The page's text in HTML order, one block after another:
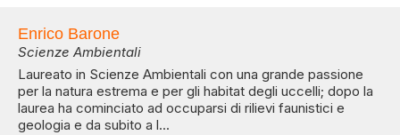
Enrico Barone
Scienze Ambientali
Laureato in Scienze Ambientali con una grande passione
per la natura estrema e per gli habitat degli uccelli; dopo la
laurea ha cominciato ad occuparsi di rilievi faunistici e
geologia e da subito a l...